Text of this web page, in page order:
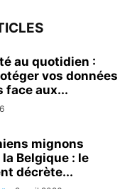
au quotidien :
vos données
face aux...
mignons
Belgique : le
décrète...